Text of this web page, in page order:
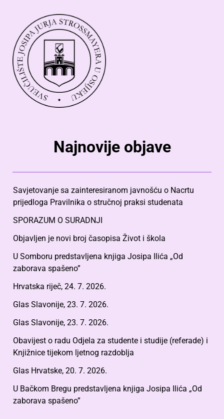
Najnovije objave
Savjetovanje sa zainteresiranom javnošću o Nacrtu
prijedloga Pravilnika o stručnoj praksi studenata
SPORAZUM O SURADNJI
Objavljen je novi broj časopisa Život i škola
U Somboru predstavljena knjiga Josipa Ilića „Od
zaborava spašeno”
Hrvatska riječ, 24. 7. 2026.
Glas Slavonije, 23. 7. 2026.
Glas Slavonije, 23. 7. 2026.
Obavijest o radu Odjela za studente i studije (referade) i
Knjižnice tijekom ljetnog razdoblja
Glas Hrvatske, 20. 7. 2026.
U Bačkom Bregu predstavljena knjiga Josipa Ilića „Od
zaborava spašeno”